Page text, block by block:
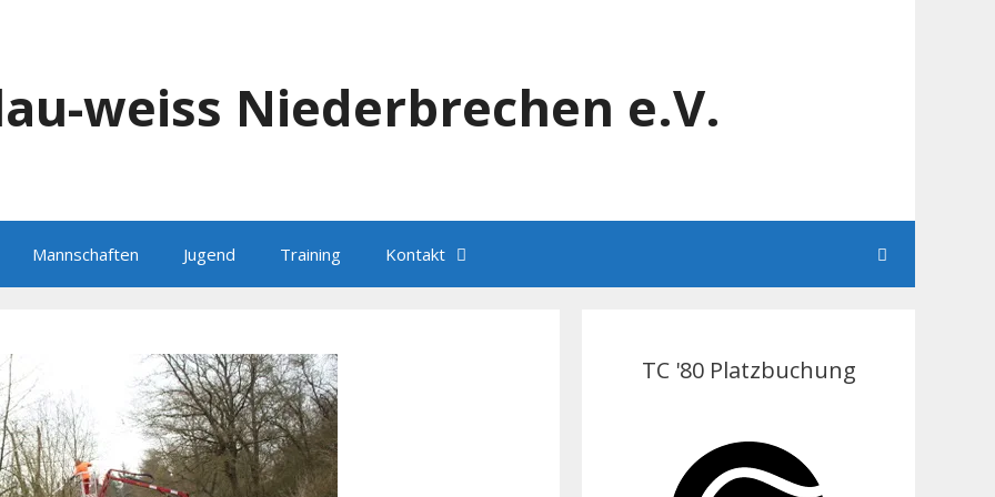
weiss Niederbrechen e.V.
Mannschaften Jugend Training Kontakt
TC '80 Platzbuchung